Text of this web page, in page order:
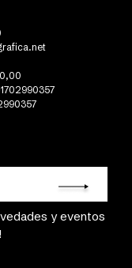
y eventos